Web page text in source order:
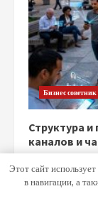
Бизнес советник
Структура
каналов и
Copyright © Все
Этот сайт
в навигации, а